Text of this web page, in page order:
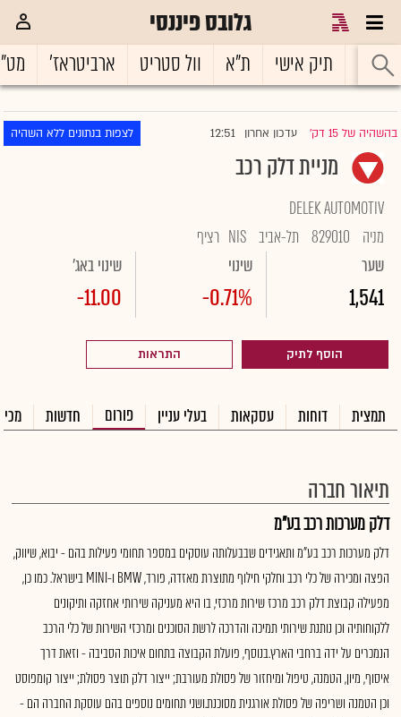
גלובס פיננסי
ראשי תיק אישי ת"א וול סטריט ארביטראז'
בהשהיה של 15 דק' |עדכון אחרון 12:51 לצפות בנתונים ללא השהיה
מניית דלק רכב
DELEK AUTOMOTIV
מניה
829010 תל-אביב NIS רציף
שער
1,541
שינוי
-0.71%
שינוי באג'
-11.00
הוסף לתיק התראות
תמצית דוחות עסקאות בעלי עניין פורום חדשות
תיאור חברה
דלק מערכות רכב בע"מ
דלק מערכות רכב בע"מ ותאגידים שבבעלותה עוסקים במספר תחומי פעילות בהם - יבוא, שיווק,
הפצה ומכירה של כלי רכב וחלקי חילוף מתוצרת מאזדה, פורד, BMW ו-MINI בישראל. כמו כן,
מפעילה קבוצת דלק רכב מרכז שירות מרכזי, בו היא מעניקה שירותי אחזקה ותיקונים
ללקוחותיה וכן נותנת שירותי תמיכה והדרכה לרשת הסוכנים ומרכזי השירות של כלי הרכב
הנמכרים על ידה ברחבי הארץ.בנוסף, פועלת הקבוצה בתחום איכות הסביבה - וזאת דרך
איסוף, מיון, הטמנה, טיפול ומיחזור של פסולת מעורבת; ייצור דלק תוצר פסולת; ייצור קומפוסט
וכן הטמנה ושריפה של פסולת אורגנית מסוכנת.ושני תחומים נוספים בהם עוסקת החברה הם -